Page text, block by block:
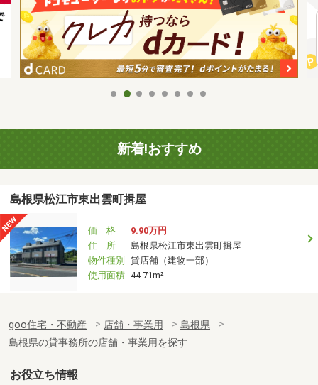
新着!おすすめ
島根県松江市東出雲町揖屋
価 格
9.90万円
住 所
島根県松江市東出雲町揖屋
物件種別
貸店舗（建物一部）
使用面積 44.71m²
goo住宅・不動産 店舗・事業用
島根県
島根県の貸事務所の店舗・事業用を探す
お役立ち情報